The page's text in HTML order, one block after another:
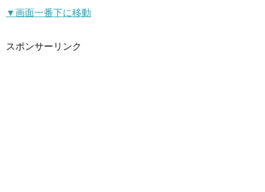
▼画面一番下に移動
スポンサーリンク